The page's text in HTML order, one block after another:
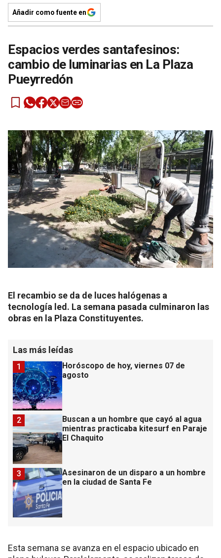
Añadir como fuente en
Espacios verdes santafesinos:
cambio de luminarias en La Plaza
Pueyrredón
El recambio se da de luces halógenas a
tecnología led. La semana pasada culminaron las
obras en la Plaza Constituyentes.
Las más leídas
Horóscopo de hoy, viernes 07 de
agosto
1
Buscan a un hombre que cayó al agua
mientras practicaba kitesurf en Paraje
El Chaquito
2
Asesinaron de un disparo a un hombre
en la ciudad de Santa Fe
3
Esta semana se avanza en el espacio ubicado en